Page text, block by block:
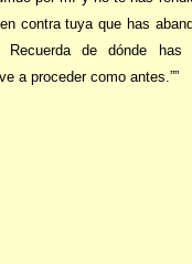
contra tuya que has
Recuerda de dónde has
a proceder como antes.””